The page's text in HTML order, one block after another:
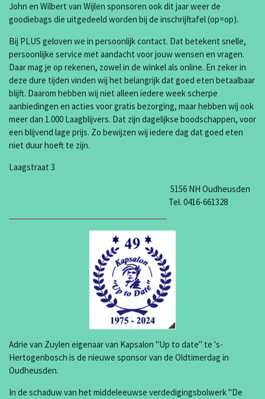
John en Wilbert van Wijlen sponsoren ook dit jaar weer de
goodiebags die uitgedeeld worden bij de inschrijftafel (op=op).
Bij PLUS geloven we in persoonlijk contact. Dat betekent snelle,
persoonlijke service met aandacht voor jouw wensen en vragen.
Daar mag je op rekenen, zowel in de winkel als online. En zeker in
deze dure tijden vinden wij het belangrijk dat goed eten betaalbaar
blijft. Daarom hebben wij niet alleen iedere week scherpe
aanbiedingen en acties voor gratis bezorging, maar hebben wij ook
meer dan 1.000 Laagblijvers. Dat zijn dagelijkse boodschappen, voor
een blijvend lage prijs. Zo bewijzen wij iedere dag dat goed eten
niet duur hoeft te zijn.
Laagstraat 3
5156 NH Oudheusden
Tel. 0416-661328
Adrie van Zuylen eigenaar van Kapsalon "Up to date" te 's-
Hertogenbosch is de nieuwe sponsor van de Oldtimerdag in
Oudheusden.
In de schaduw van het middeleeuwse verdedigingsbolwerk "De